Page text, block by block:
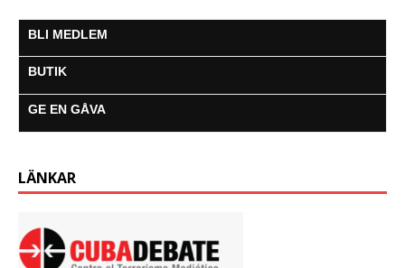
BLI MEDLEM
BUTIK
GE EN GÅVA
LÄNKAR